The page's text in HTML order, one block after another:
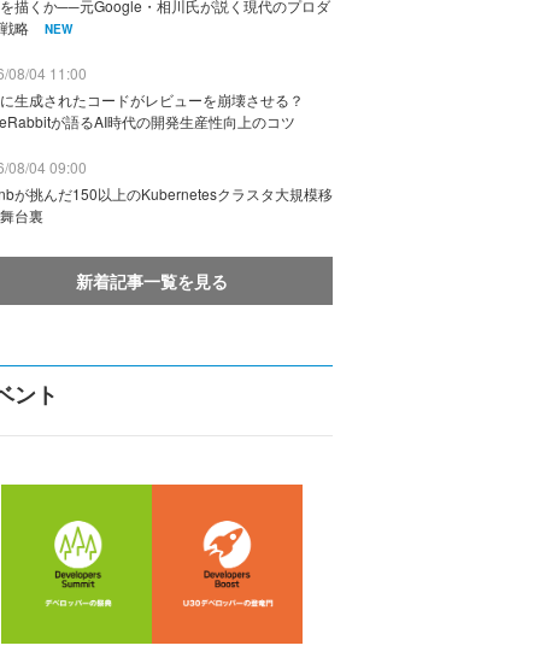
描くか──元Google・相川氏が説く現代のプロダ
略
NEW
08/04 11:00
生成されたコードがレビューを崩壊させる？
が語るAI時代の開発生産性向上のコツ
08/04 09:00
が挑んだ150以上のKubernetesクラスタ大規模移
台裏
新着記事一覧を見る
ント